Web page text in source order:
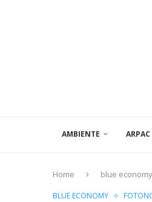
AMBIENTE
Home blue economy
BLUE ECONOMY